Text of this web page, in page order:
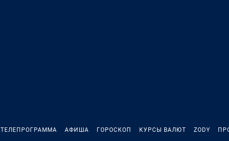
ТЕЛЕПРОГРАММА АФИША ГОРОСКОП КУРСЫ ВАЛЮТ ZODY